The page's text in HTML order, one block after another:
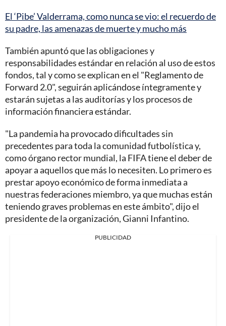
El ‘Pibe’ Valderrama, como nunca se vio: el recuerdo de
su padre, las amenazas de muerte y mucho más
También apuntó que las obligaciones y
responsabilidades estándar en relación al uso de estos
fondos, tal y como se explican en el "Reglamento de
Forward 2.0", seguirán aplicándose íntegramente y
estarán sujetas a las auditorías y los procesos de
información financiera estándar.
"La pandemia ha provocado dificultades sin
precedentes para toda la comunidad futbolística y,
como órgano rector mundial, la FIFA tiene el deber de
apoyar a aquellos que más lo necesiten. Lo primero es
prestar apoyo económico de forma inmediata a
nuestras federaciones miembro, ya que muchas están
teniendo graves problemas en este ámbito", dijo el
presidente de la organización, Gianni Infantino.
PUBLICIDAD